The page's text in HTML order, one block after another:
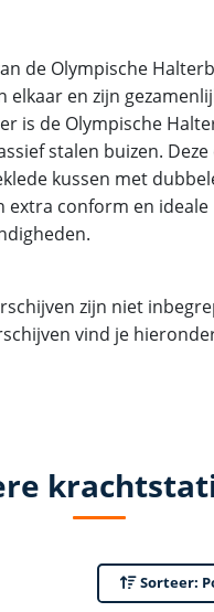
de Olympische
elkaar en zijn
is de Olympische
stalen buizen.
kussen met
extra conform en ideale
zijn niet
vind je
Sorteer: